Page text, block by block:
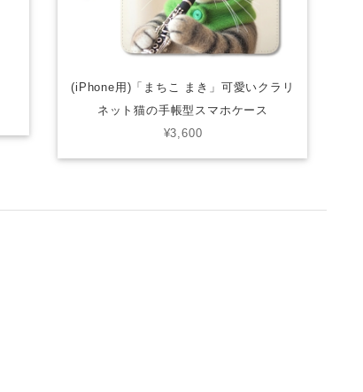
(iPhone用)「まちこ まき」可愛いクラリ
ネット猫の手帳型スマホケース
¥3,600